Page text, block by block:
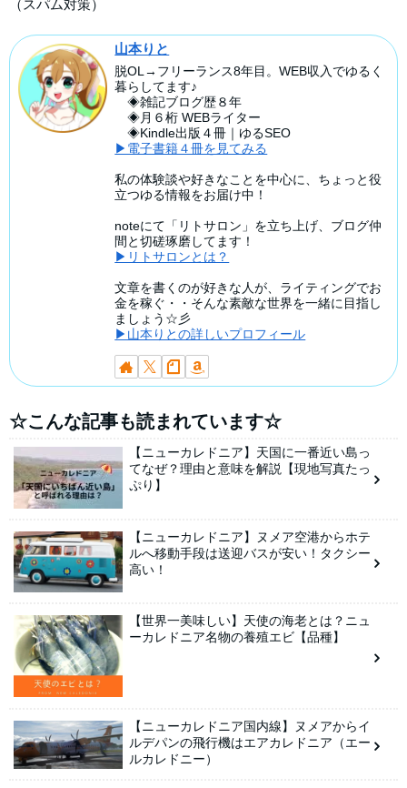
（スパム対策）
山本りと
脱OL→フリーランス8年目。WEB収入でゆるく
暮らしてます♪
◈雑記ブログ歴８年
◈月６桁 WEBライター
◈Kindle出版４冊｜ゆるSEO
▶電子書籍４冊を見てみる
私の体験談や好きなことを中心に、ちょっと役
立つゆる情報をお届け中！
noteにて「リトサロン」を立ち上げ、ブログ仲
間と切磋琢磨してます！
▶リトサロンとは？
文章を書くのが好きな人が、ライティングでお
金を稼ぐ・・そんな素敵な世界を一緒に目指し
ましょう☆彡
▶山本りとの詳しいプロフィール
☆こんな記事も読まれています☆
【ニューカレドニア】天国に一番近い島っ
てなぜ？理由と意味を解説【現地写真たっ
ぷり】
【ニューカレドニア】ヌメア空港からホテ
ルへ移動手段は送迎バスが安い！タクシー
高い！
【世界一美味しい】天使の海老とは？ニュ
ーカレドニア名物の養殖エビ【品種】
【ニューカレドニア国内線】ヌメアからイ
ルデパンの飛行機はエアカレドニア（エー
ルカレドニー）